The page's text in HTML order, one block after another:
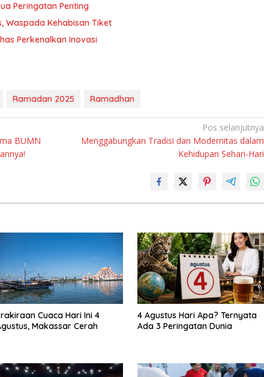
Peringatan Penting
Waspada Kehabisan Tiket
Perkenalkan Inovasi
Ramadan 2025 Ramadhan
BUMN
Pos selanjutnya
Menggabungkan Tradisi dan Modernitas dalam
Kehidupan Sehari-Hari
Cuaca Hari Ini 4
Makassar Cerah
4 Agustus Hari Apa? Ternyata
Ada 3 Peringatan Dunia